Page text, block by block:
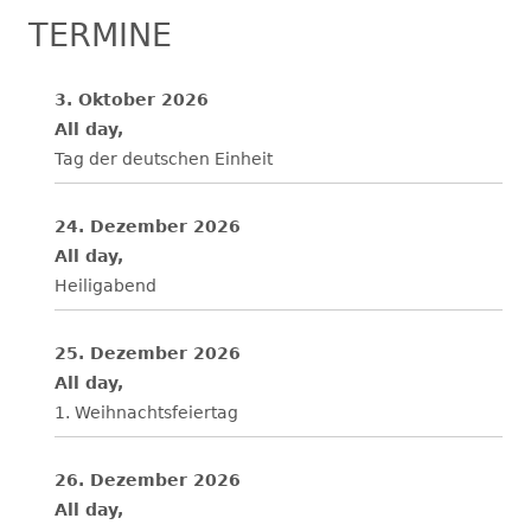
TERMINE
3. Oktober 2026
All day,
Tag der deutschen Einheit
24. Dezember 2026
All day,
Heiligabend
25. Dezember 2026
All day,
1. Weihnachtsfeiertag
26. Dezember 2026
All day,